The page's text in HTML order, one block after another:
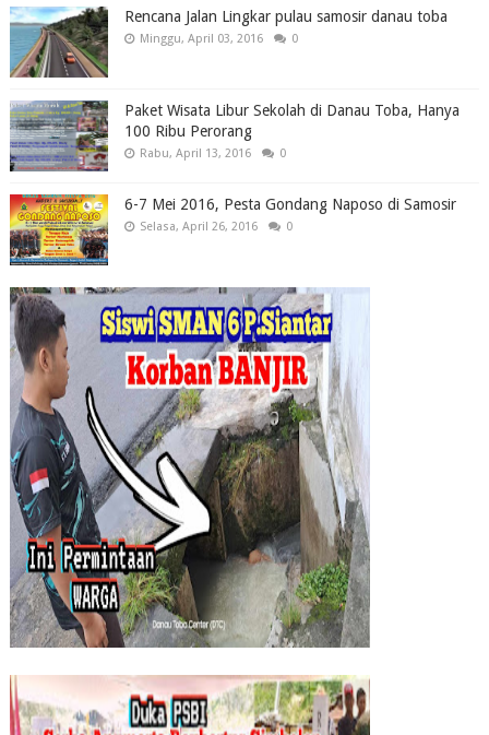
Rencana Jalan Lingkar pulau samosir danau toba
Minggu, April 03, 2016 0
Paket Wisata Libur Sekolah di Danau Toba, Hanya
100 Ribu Perorang
Rabu, April 13, 2016 0
6-7 Mei 2016, Pesta Gondang Naposo di Samosir
Selasa, April 26, 2016 0